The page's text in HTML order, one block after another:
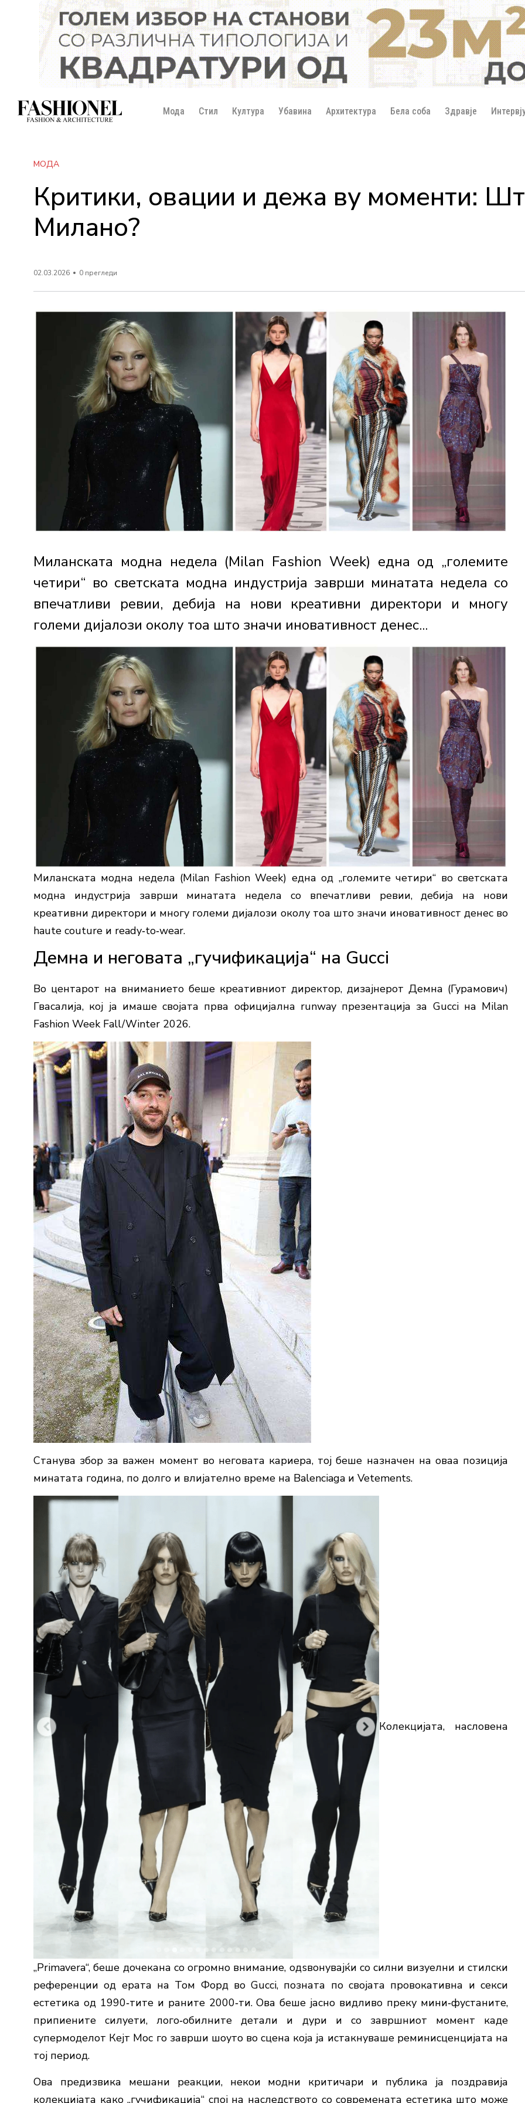
Мода Стил Култура Убавина Архитектура Бела соба Здравје
МОДА
Критики, овации и дежа ву моменти:
Милано?
02.03.2026 0 прегледи
Миланската модна недела (Milan Fashion Week) една од „големите
четири“ во светската модна индустрија заврши минатата недела со
впечатливи ревии, дебија на нови креативни директори и многу
големи дијалози околу тоа што значи иновативност денес...
Миланската модна недела (Milan Fashion Week) една од „големите четири“ во светската
модна индустрија заврши минатата недела со впечатливи ревии, дебија на нови
креативни директори и многу големи дијалози околу тоа што значи иновативност денес во
haute couture и ready‑to‑wear.
Демна и неговата „гучификација“ на Gucci
Во центарот на вниманието беше креативниот директор, дизајнерот Демна (Гурамович)
Гвасалија, кој ја имаше својата прва официјална runway презентација за Gucciна Milan
Fashion Week Fall/Winter 2026.
Станува збор за важен момент во неговата кариера, тој беше назначен на оваа позиција
минатата година, по долго и влијателно време на Balenciaga и Vetements.
Колекцијата, насловена
„Primavera“, беше дочекана со огромно внимание, одѕвонувајќи со силни визуелни и стилски
референции од ерата на Том Форд во Gucci, позната по својата провокативна и секси
естетика од 1990‑тите и раните 2000‑ти. Ова беше јасно видливо преку мини‑фустаните,
припиените силуети, лого‑обилните детали и дури и со завршниот момент каде
супермоделот Кејт Мос го заврши шоуто во сцена која ја истакнуваше реминисценцијата на
тој период.
Ова предизвика мешани реакции, некои модни критичари и публика ја поздравија
колекцијата како „гучификација“ спој на наследството со современата естетика што може